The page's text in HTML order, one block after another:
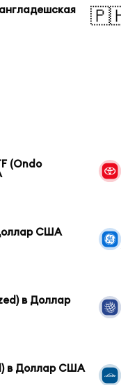
(Ondo
США
в Доллар
в Доллар США